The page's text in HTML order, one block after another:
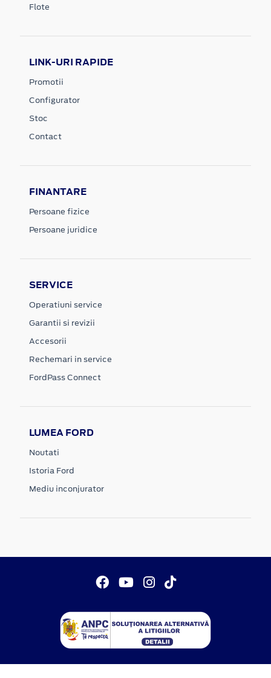
Flote
LINK-URI RAPIDE
Promotii
Configurator
Stoc
Contact
FINANTARE
Persoane fizice
Persoane juridice
SERVICE
Operatiuni service
Garantii si revizii
Accesorii
Rechemari in service
FordPass Connect
LUMEA FORD
Noutati
Istoria Ford
Mediu inconjurator